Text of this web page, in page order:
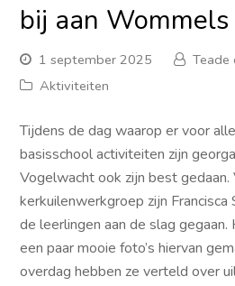
bij aan
1 september 2025
Teade
Aktiviteiten
Tijdens de dag waarop er voor
basisschool activiteiten zijn
Vogelwacht ook zijn best gedaan.
kerkuilenwerkgroep zijn
de leerlingen aan de slag
een paar mooie foto’s hiervan
overdag hebben ze verteld over